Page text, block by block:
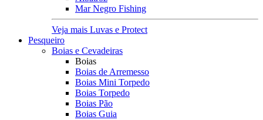
Mar Negro Fishing
Veja mais Luvas e Protect
Pesqueiro
Boias e Cevadeiras
Boias
Boias de Arremesso
Boias Mini Torpedo
Boias Torpedo
Boias Pão
Boias Guia